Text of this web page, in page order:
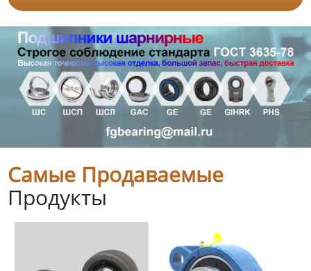
Самые Продаваемые
Продукты